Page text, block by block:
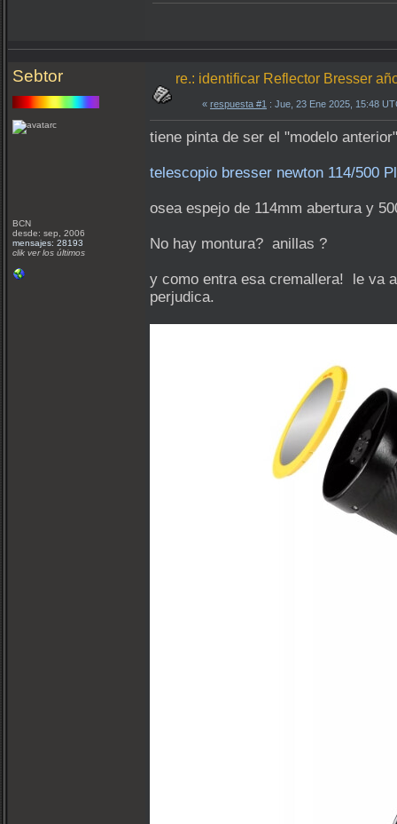
Sebtor
BCN
desde: sep, 2006
mensajes: 28193
clik ver los últimos
re.: identificar Reflector Bresser
« respuesta #1 : Jue, 23 Ene 2025, 15:48
tiene pinta de ser el "modelo
telescopio bresser newton 114/500
osea espejo de 114mm abertura y
No hay montura? anillas ?
y como entra esa cremallera! le va
perjudica.